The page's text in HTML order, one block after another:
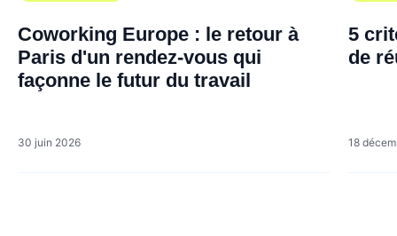
Coworking Europe : le retour à
Paris d'un rendez-vous qui
façonne le futur du travail
30 juin 2026
5
de
18